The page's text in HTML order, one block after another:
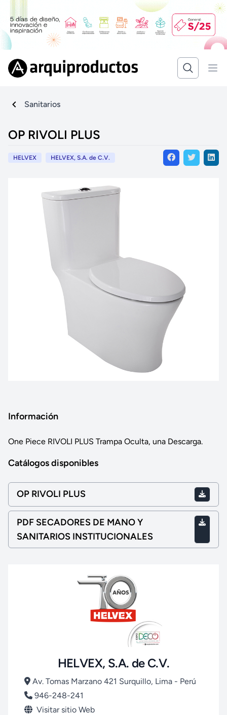
Sanitarios
OP RIVOLI PLUS
HELVEX HELVEX, S.A. de C.V.
Información
One Piece RIVOLI PLUS Trampa Oculta, una Descarga.
Catálogos disponibles
OP RIVOLI PLUS
PDF SECADORES DE MANO Y
SANITARIOS INSTITUCIONALES
HELVEX, S.A. de C.V.
Av. Tomas Marzano 421 Surquillo, Lima - Perú
946-248-241
Visitar sitio Web